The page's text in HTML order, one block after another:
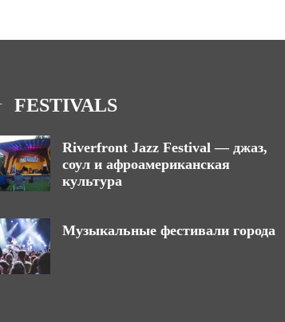
FESTIVALS
Riverfront Jazz Festival — джаз,
соул и афроамериканская
культура
Музыкальные фестивали города